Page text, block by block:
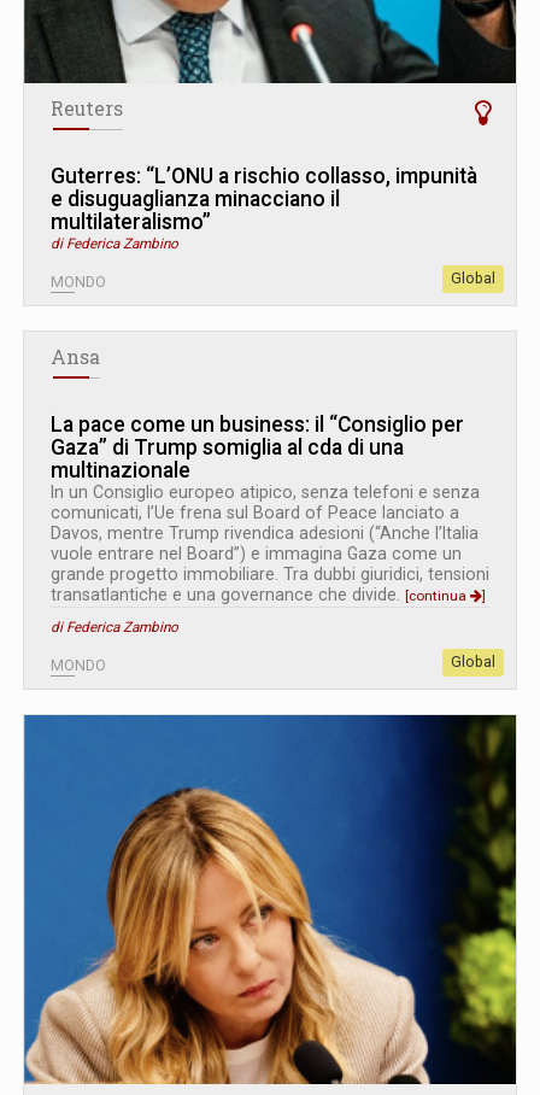
Reuters
Guterres: “L’ONU a rischio collasso, impunità
e disuguaglianza minacciano il
multilateralismo”
di Federica Zambino
MONDO Global
Ansa
La pace come un business: il “Consiglio per
Gaza” di Trump somiglia al cda di una
multinazionale
In un Consiglio europeo atipico, senza telefoni e senza
comunicati, l’Ue frena sul Board of Peace lanciato a
Davos, mentre Trump rivendica adesioni (“Anche l’Italia
vuole entrare nel Board”) e immagina Gaza come un
grande progetto immobiliare. Tra dubbi giuridici, tensioni
transatlantiche e una governance che divide. [continua
]
di Federica Zambino
MONDO Global